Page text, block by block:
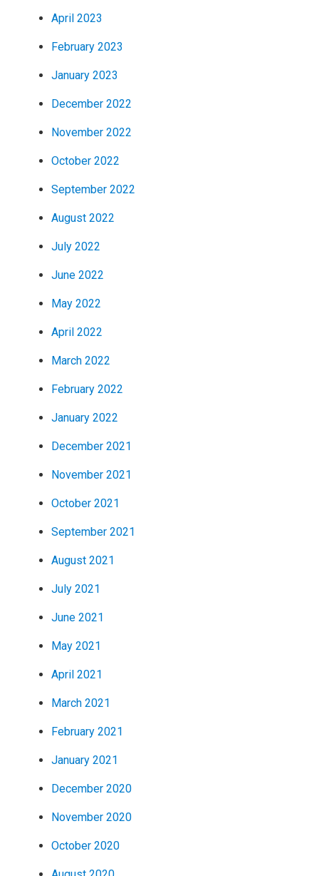
April 2023
February 2023
January 2023
December 2022
November 2022
October 2022
September 2022
August 2022
July 2022
June 2022
May 2022
April 2022
March 2022
February 2022
January 2022
December 2021
November 2021
October 2021
September 2021
August 2021
July 2021
June 2021
May 2021
April 2021
March 2021
February 2021
January 2021
December 2020
November 2020
October 2020